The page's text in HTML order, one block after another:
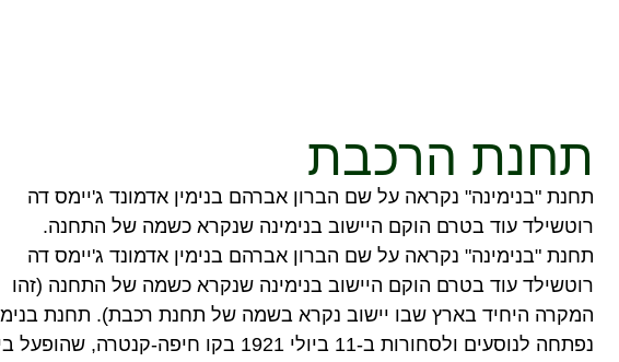
תחנת הרכבת
תחנת "בנימינה" נקראה על שם הברון אברהם בנימין אדמונד ג'יימס דה
רוטשילד עוד בטרם הוקם היישוב בנימינה שנקרא כשמה של התחנה.
תחנת "בנימינה" נקראה על שם הברון אברהם בנימין אדמונד ג'יימס דה
רוטשילד עוד בטרם הוקם היישוב בנימינה שנקרא כשמה של התחנה (זהו
המקרה היחיד בארץ שבו יישוב נקרא בשמה של תחנת רכבת). תחנת
נפתחה לנוסעים ולסחורות ב-11 ביולי 1921 בקו חיפה-קנטרה,